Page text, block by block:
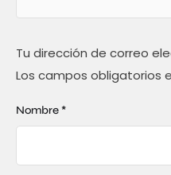
Tu dirección de correo
Los campos obligatorios
Nombre *